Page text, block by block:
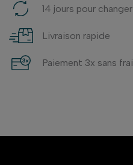
14 jours pour
Livraison rapide
Paiement 3x sans